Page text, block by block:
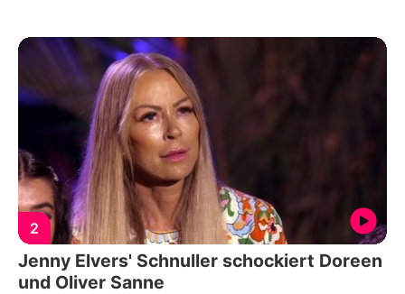
2
Jenny Elvers' Schnuller schockiert Doreen
und Oliver Sanne